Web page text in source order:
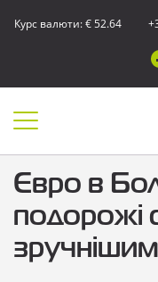
Курс валюти: € 52.64
Євро в
подорожі